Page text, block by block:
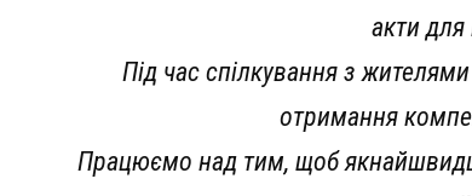
акти
Під час спілкування з
отримання
Працюємо над тим, щоб